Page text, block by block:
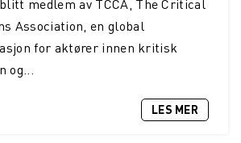
medlem av TCCA, The Critical
Association, en global
for aktører innen kritisk
LES MER